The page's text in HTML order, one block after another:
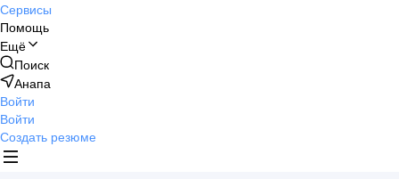
Сервисы
Помощь
Ещё
Поиск
Анапа
Войти
Войти
Создать резюме